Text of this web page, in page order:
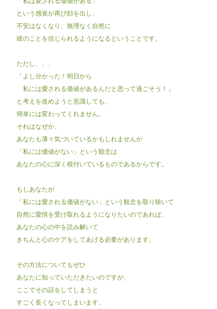
という感覚が再び顔を出し、
不安はなくなり、無理なく自然に
彼のことを信じられるようになるということです。
ただし、、、
「よし分かった！明日から
私には愛される価値があるんだと思って過ごそう！」
と考えを改めようと意識しても、
簡単には変わってくれません。
それはなぜか、
あなたも薄々気づいているかもしれませんが
「私には価値がない」という観念は
あなたの心に深く根付いているものであるからです。
もしあなたが
「私には愛される価値がない」という観念を取り除いて
自然に愛情を受け取れるようになりたいのであれば、
あなたの心の中を読み解いて
きちんと心のケアをしてあげる必要があります。
その方法についてもぜひ
あなたに知っていただきたいのですが、
ここでその話をしてしまうと
すごく長くなってしまいます。